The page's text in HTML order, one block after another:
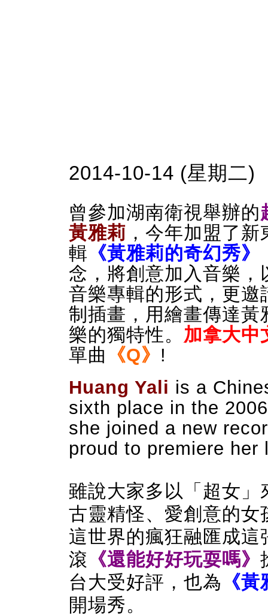
2014-10-14 (星期二)
曾參加湖南衛視舉辦的
黃雅莉 ，今年加盟了
輯 《黃雅莉的奇幻秀》
念，將創意加入音樂
音樂專輯的形式，更
制插畫，用繪畫傳達
樂的獨特性。 加拿大中
單曲
《Q》 !
Huang Yali is a
sixth place in the
she joined a new
proud to premiere her
雖說大家多以「超女
古靈精怪、愛創意的
這世界的瘋狂融匯成
滾 《還能好好玩耍嗎》
台大受好評，也為 《
開場秀。